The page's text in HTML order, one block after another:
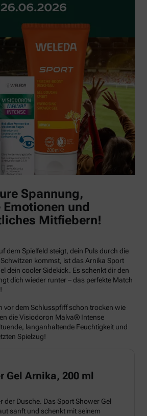
Spannung,
und
Mitfiebern!
dem Spielfeld steigt, dein Puls durch die
kommst, ist das Arnika Sport
dein cooler Sidekick. Es schenkt dir den
dich wieder runter – das perfekte Match
vor dem Schlusspfiff schon trocken wie
die Visiodoron Malva® Intense
langanhaltende Feuchtigkeit und
Spielzug!
Gel Arnika, 200 ml
der Dusche. Das Sport Shower Gel
sanft und schenkt mit seinem